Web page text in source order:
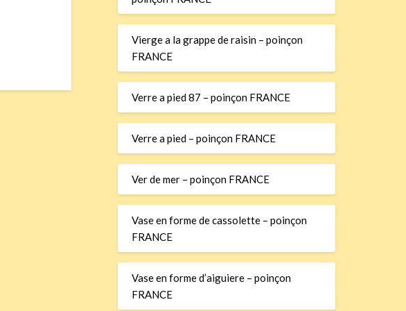
Vierge a la grappe de raisin – poinçon
FRANCE
Verre a pied 87 – poinçon FRANCE
Verre a pied – poinçon FRANCE
Ver de mer – poinçon FRANCE
Vase en forme de cassolette – poinçon
FRANCE
Vase en forme d’aiguiere – poinçon
FRANCE